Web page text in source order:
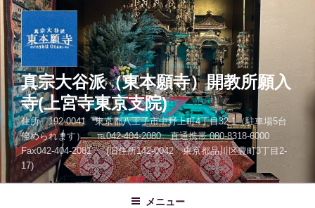
コ
ン
テ
ン
へ
ス
キ
ッ
プ
真宗大谷派（東本願寺）開教所願入
寺(上宮寺東京支院)
住所 192-0041 東京都八王子市中野上町4丁目32-1（駐車場5台
停められます） ℡042-404-2080 直通携帯 080-8318-6000
Fax042-404-2081 (旧住所142-0042 東京都品川区豊町3丁目2-
17)
メニュー